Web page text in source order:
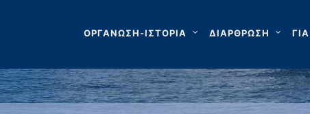
ΟΡΓΑΝΩΣΗ-ΙΣΤΟΡΙΑ ΔΙΑΡΘΡΩΣΗ